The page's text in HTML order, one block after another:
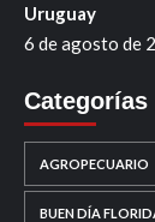
Uruguay
6 de agosto de
Categorías
AGROPECUARIO
BUEN DÍA